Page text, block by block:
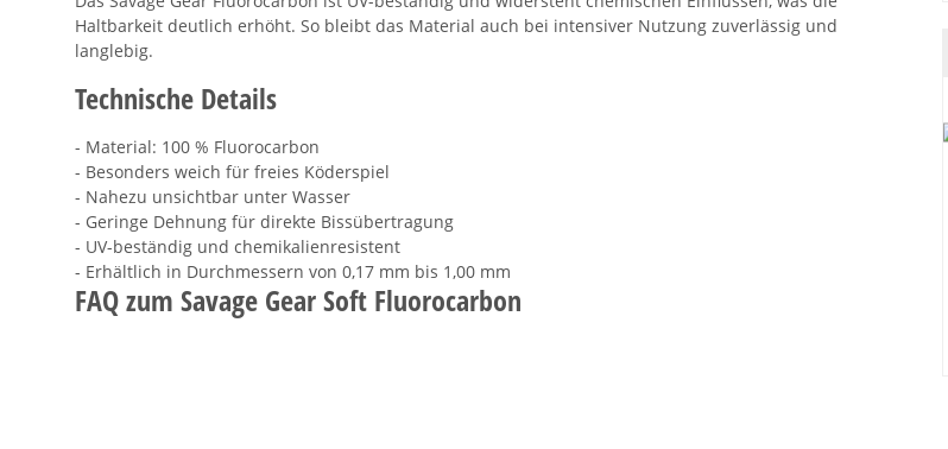
Haltbarkeit deutlich erhöht. So bleibt das Material auch bei intensiver Nutzung zuverlässig und
langlebig.
Technische Details
- Material: 100 % Fluorocarbon
- Besonders weich für freies Köderspiel
- Nahezu unsichtbar unter Wasser
- Geringe Dehnung für direkte Bissübertragung
- UV-beständig und chemikalienresistent
- Erhältlich in Durchmessern von 0,17 mm bis 1,00 mm
FAQ zum Savage Gear Soft Fluorocarbon